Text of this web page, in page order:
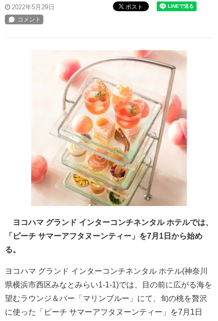
2022年5月29日 ポスト
ヨコハマ グランド インターコンチネンタル ホテルでは、
「ピーチ サマーアフタヌーンティー」を7月1日から始め
る。
ヨコハマ グランド インターコンチネンタル ホテル(神奈川
県横浜市西区みなとみらい1-1-1)では、目の前に広がる海を
望むラウンジ＆バー「マリンブルー」にて、旬の桃を贅沢
に使った「ピーチ サマーアフタヌーンティー」を7月1日